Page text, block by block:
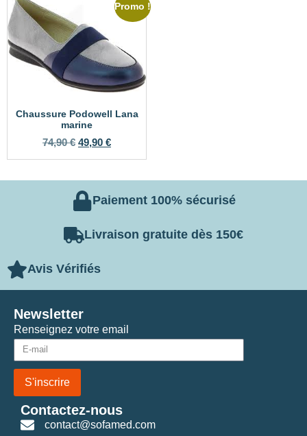
Promo !
Chaussure Podowell Lana
marine
74,90€ 49,90 €
Paiement 100% sécurisé
Livraison gratuite dès 150€
Avis Vérifiés
Renseignez votre email
S'inscrire
Newsletter
Contactez-nous
contact@sofamed.com